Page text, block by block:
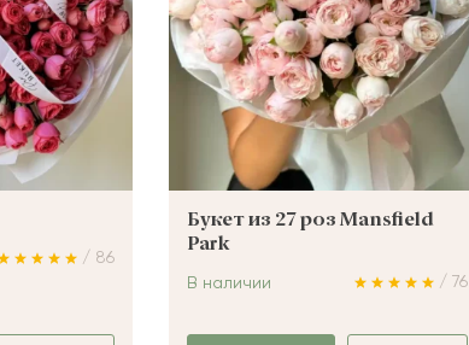
/ 86
Букет из 27 роз Mansfield
Park
/ 76
В наличии